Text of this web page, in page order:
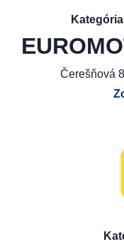
Čerešňová